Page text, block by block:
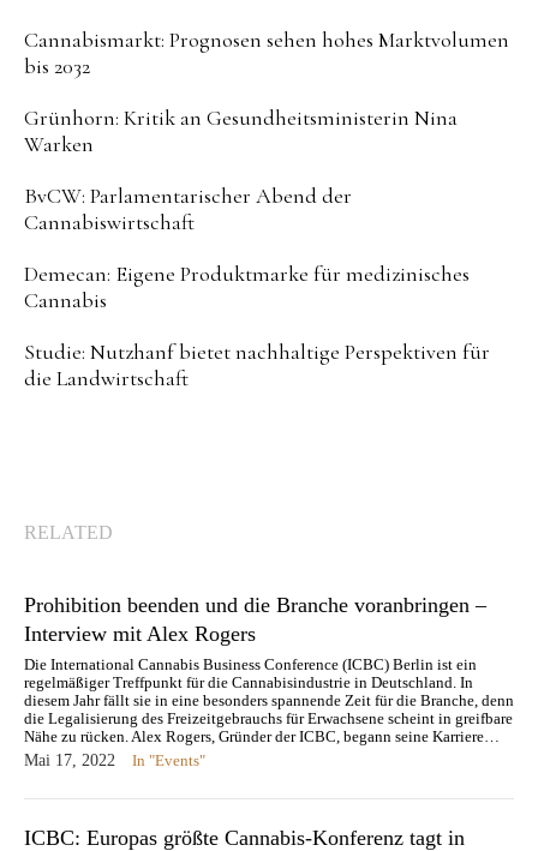
Cannabismarkt: Prognosen sehen hohes Marktvolumen
bis 2032
Grünhorn: Kritik an Gesundheitsministerin Nina
Warken
BvCW: Parlamentarischer Abend der
Cannabiswirtschaft
Demecan: Eigene Produktmarke für medizinisches
Cannabis
Studie: Nutzhanf bietet nachhaltige Perspektiven für
die Landwirtschaft
RELATED
Prohibition beenden und die Branche voranbringen –
Interview mit Alex Rogers
Die International Cannabis Business Conference (ICBC) Berlin ist ein
regelmäßiger Treffpunkt für die Cannabisindustrie in Deutschland. In
diesem Jahr fällt sie in eine besonders spannende Zeit für die Branche, denn
die Legalisierung des Freizeitgebrauchs für Erwachsene scheint in greifbare
Nähe zu rücken. Alex Rogers, Gründer der ICBC, begann seine Karriere…
Mai 17, 2022
In "Events"
ICBC: Europas größte Cannabis-Konferenz tagt in